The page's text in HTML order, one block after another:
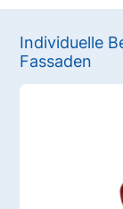
Individuelle
Fassaden